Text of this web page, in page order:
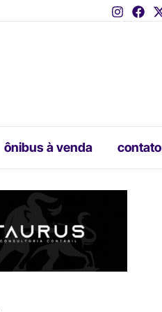
ônibus à venda contato